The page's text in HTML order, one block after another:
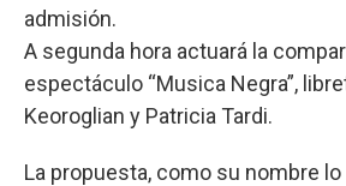
admisión.
A segunda hora actuará la
espectáculo “Musica Negra”,
Keoroglian y Patricia Tardi.
La propuesta, como su nombre lo